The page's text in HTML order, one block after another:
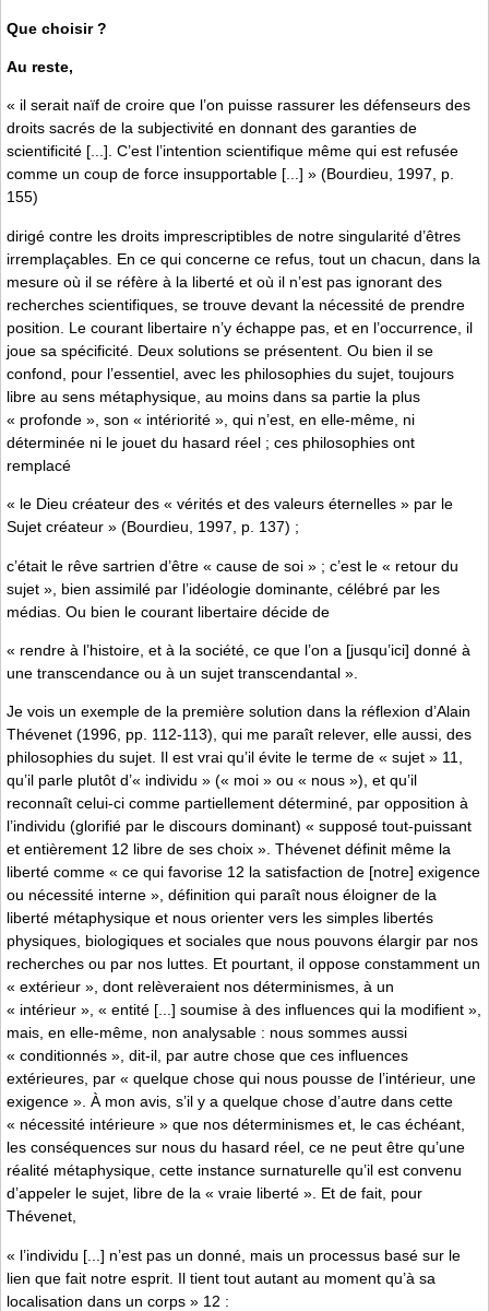
Que choisir ?
Au reste,
« il serait naïf de croire que l’on puisse rassurer les défenseurs des
droits sacrés de la subjectivité en donnant des garanties de
scientificité [...]. C’est l’intention scientifique même qui est refusée
comme un coup de force insupportable [...] » (Bourdieu, 1997, p.
155)
dirigé contre les droits imprescriptibles de notre singularité d’êtres
irremplaçables. En ce qui concerne ce refus, tout un chacun, dans la
mesure où il se réfère à la liberté et où il n’est pas ignorant des
recherches scientifiques, se trouve devant la nécessité de prendre
position. Le courant libertaire n’y échappe pas, et en l’occurrence, il
joue sa spécificité. Deux solutions se présentent. Ou bien il se
confond, pour l’essentiel, avec les philosophies du sujet, toujours
libre au sens métaphysique, au moins dans sa partie la plus
« profonde », son « intériorité », qui n’est, en elle-même, ni
déterminée ni le jouet du hasard réel ; ces philosophies ont
remplacé
« le Dieu créateur des « vérités et des valeurs éternelles » par le
Sujet créateur » (Bourdieu, 1997, p. 137) ;
c’était le rêve sartrien d’être « cause de soi » ; c’est le « retour du
sujet », bien assimilé par l’idéologie dominante, célébré par les
médias. Ou bien le courant libertaire décide de
« rendre à l’histoire, et à la société, ce que l’on a [jusqu’ici] donné à
une transcendance ou à un sujet transcendantal ».
Je vois un exemple de la première solution dans la réflexion d’Alain
Thévenet (1996, pp. 112-113), qui me paraît relever, elle aussi, des
philosophies du sujet. Il est vrai qu’il évite le terme de « sujet » 11,
qu’il parle plutôt d’« individu » (« moi » ou « nous »), et qu’il
reconnaît celui-ci comme partiellement déterminé, par opposition à
l’individu (glorifié par le discours dominant) « supposé tout-puissant
et entièrement 12 libre de ses choix ». Thévenet définit même la
liberté comme « ce qui favorise 12 la satisfaction de [notre] exigence
ou nécessité interne », définition qui paraît nous éloigner de la
liberté métaphysique et nous orienter vers les simples libertés
physiques, biologiques et sociales que nous pouvons élargir par nos
recherches ou par nos luttes. Et pourtant, il oppose constamment un
« extérieur », dont relèveraient nos déterminismes, à un
« intérieur », « entité [...] soumise à des influences qui la modifient »,
mais, en elle-même, non analysable : nous sommes aussi
« conditionnés », dit-il, par autre chose que ces influences
extérieures, par « quelque chose qui nous pousse de l’intérieur, une
exigence ». À mon avis, s’il y a quelque chose d’autre dans cette
« nécessité intérieure » que nos déterminismes et, le cas échéant,
les conséquences sur nous du hasard réel, ce ne peut être qu’une
réalité métaphysique, cette instance surnaturelle qu’il est convenu
d’appeler le sujet, libre de la « vraie liberté ». Et de fait, pour
Thévenet,
« l’individu [...] n’est pas un donné, mais un processus basé sur le
lien que fait notre esprit. Il tient tout autant au moment qu’à sa
localisation dans un corps » 12 :